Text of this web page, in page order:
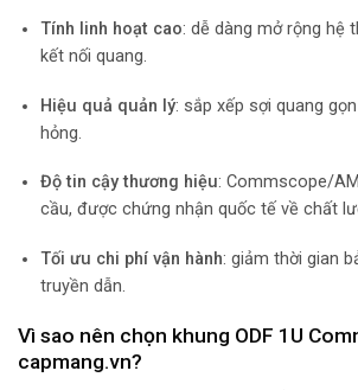
Tính linh hoạt cao: dễ dàng mở rộng hệ
kết nối quang.
Hiệu quả quản lý: sắp xếp sợi quang
hỏng.
Độ tin cậy thương hiệu: Commscope/
cầu, được chứng nhận quốc tế về chất
Tối ưu chi phí vận hành: giảm thời gian
truyền dẫn.
Vì sao nên chọn khung ODF 1U
capmang.vn?